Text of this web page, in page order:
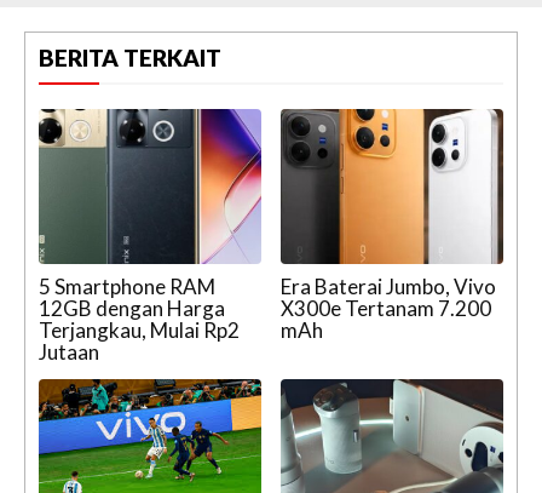
BERITA TERKAIT
5 Smartphone RAM
12GB dengan Harga
Terjangkau, Mulai Rp2
Jutaan
Era Baterai Jumbo, Vivo
X300e Tertanam 7.200
mAh